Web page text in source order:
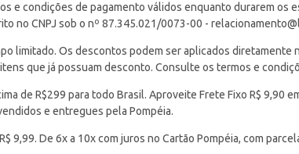
e condições de pagamento válidos enquanto durarem os
no CNPJ sob o nº 87.345.021/0073-00 -
limitado. Os descontos podem ser aplicados
que já possuam desconto. Consulte os termos e
de R$299 para todo Brasil. Aproveite Frete Fixo R$
e entregues pela Pompéia.
9,99. De 6x a 10x com juros no Cartão Pompéia, com